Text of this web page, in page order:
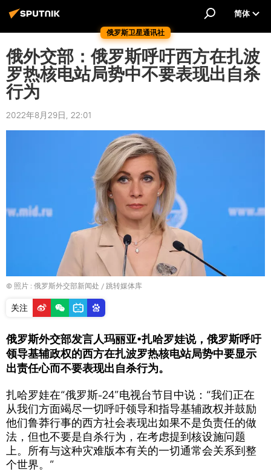
俄罗斯卫星通讯社
简体
俄外交部：俄罗斯呼吁西方在扎波
罗热核电站局势中不要表现出自杀
行为
2022年8月29日, 22:01
© 照片 : 俄罗斯外交部新闻处 / 跳转媒体库
关注
俄罗斯外交部发言人玛丽亚•扎哈罗娃说，俄罗斯呼吁
领导基辅政权的西方在扎波罗热核电站局势中要显示
出责任心而不要表现出自杀行为。
扎哈罗娃在“俄罗斯-24”电视台节目中说：“我们正在
从我们方面竭尽一切呼吁领导和指导基辅政权并鼓励
他们鲁莽行事的西方社会表现出如果不是负责任的做
法，但也不要是自杀行为，在考虑提到核设施问题
上。所有与这种灾难版本有关的一切通常会关系到整
个世界。”